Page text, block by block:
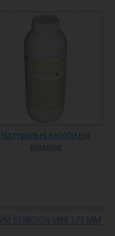
Натуральні засоби від
комарів
SENKRON MINI 175 ММ